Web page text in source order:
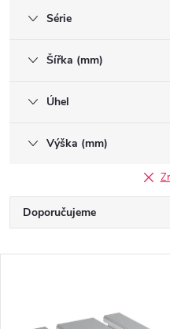
Série
Šířka (mm)
Úhel
Výška (mm)
Ř
a
Doporučujeme